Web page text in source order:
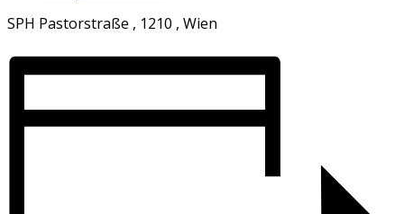
SPH Pastorstraße , 1210 , Wien